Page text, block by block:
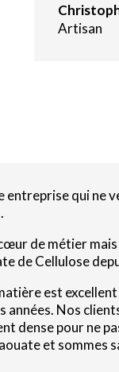
Artisan
entreprise qui ne
de métier
de Cellulose
est
années. Nos
dense pour ne
et sommes